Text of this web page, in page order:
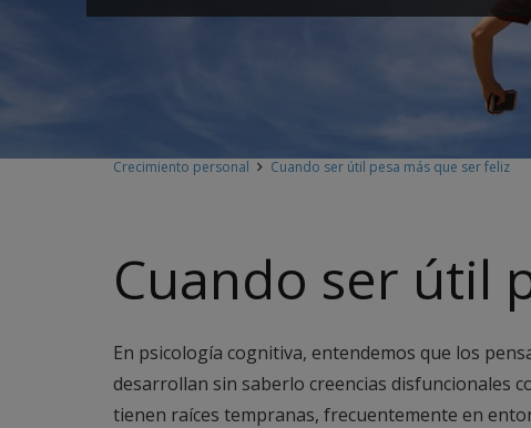
Crecimiento personal Cuando ser útil pesa más que ser feliz
Cuando ser útil
En psicología cognitiva, entendemos que los
desarrollan sin saberlo creencias disfuncionales
tienen raíces tempranas, frecuentemente en